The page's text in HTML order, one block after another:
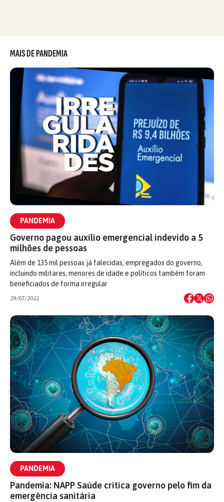
MAIS DE PANDEMIA
PANDEMIA
Governo pagou auxílio emergencial indevido a 5
milhões de pessoas
Além de 135 mil pessoas já falecidas, empregados do governo,
incluindo militares, menores de idade e políticos também foram
beneficiados de forma irregular
29/07/2022
PANDEMIA
Pandemia: NAPP Saúde critica governo pelo fim da
emergência sanitária